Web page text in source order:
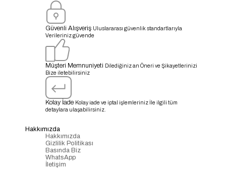
Güvenli Alışveriş Uluslararası güvenlik standartlarıyla
Verileriniz güvende
Müşteri Memnuniyeti Dilediğiniz an Öneri ve Şikayetlerinizi
Bize iletebilirsiniz
Kolay İade Kolay iade ve iptal işlemleriniz İle ilgili tüm
detaylara ulaşabilirsiniz.
Hakkımızda
Hakkımızda
Gizlilik Politikası
Basında Biz
WhatsApp
İletişim